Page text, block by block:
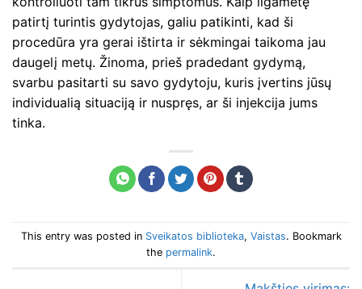
patirtį turintis gydytojas, galiu patikinti, kad ši
procedūra yra gerai ištirta ir sėkmingai taikoma jau
daugelį metų. Žinoma, prieš pradedant gydymą,
svarbu pasitarti su savo gydytoju, kuris įvertins jūsų
individualią situaciją ir nuspręs, ar ši injekcija jums
tinka.
This entry was posted in Sveikatos biblioteka, Vaistas. Bookmark
the permalink.